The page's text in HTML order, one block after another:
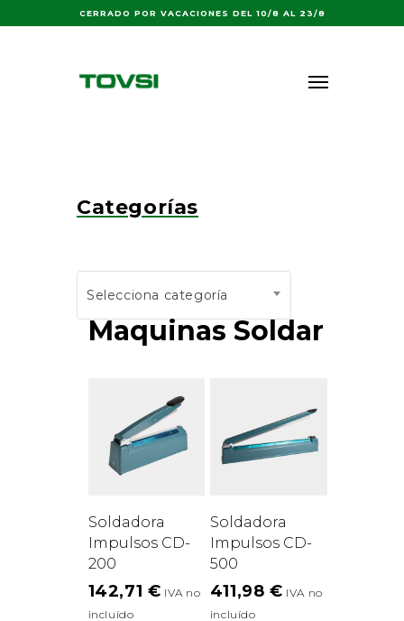
CERRADO POR VACACIONES DEL 10/8 AL 23/8
Categorías
Selecciona categoría
Maquinas Soldar
Soldadora
Impulsos CD-
200
142,71 €
Soldadora
Impulsos CD-
500
411,98€